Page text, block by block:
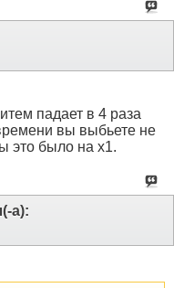
падает в 4 раза
вы выбьете не
это было на х1.
а):